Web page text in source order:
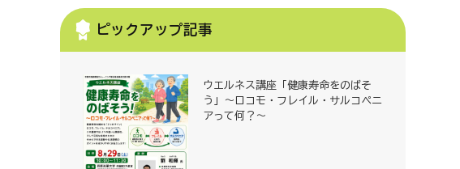
ピックアップ記事
ウエルネス講座「健康寿命をのばそ
う」～ロコモ・フレイル・サルコペニ
アって何？～